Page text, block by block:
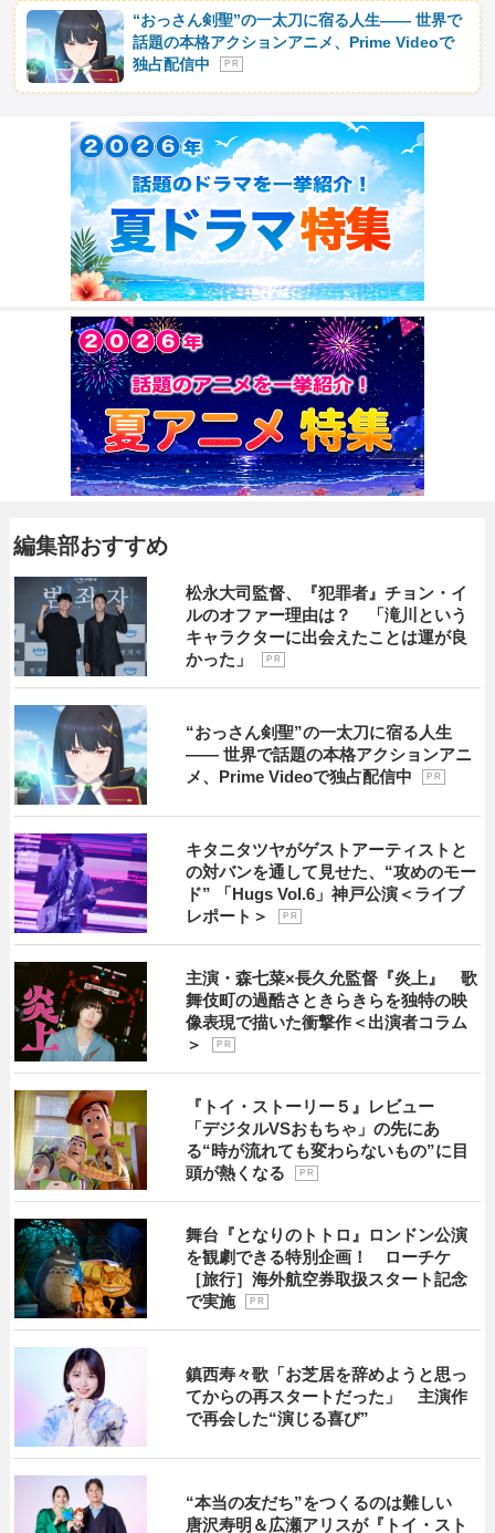
“おっさん剣聖”の一太刀に宿る人生―― 世界で
話題の本格アクションアニメ、Prime Videoで
独占配信中
P R
編集部おすすめ
松永大司監督、『犯罪者』チョン・イ
ルのオファー理由は？ 「滝川という
キャラクターに出会えたことは運が良
かった」
P R
“おっさん剣聖”の一太刀に宿る人生
―― 世界で話題の本格アクションアニ
メ、Prime Videoで独占配信中
P R
キタニタツヤがゲストアーティストと
の対バンを通して見せた、“攻めのモー
ド” 「Hugs Vol.6」神戸公演＜ライブ
レポート＞
P R
主演・森七菜×長久允監督『炎上』 歌
舞伎町の過酷さときらきらを独特の映
像表現で描いた衝撃作＜出演者コラム
＞
P R
『トイ・ストーリー５』レビュー
「デジタルVSおもちゃ」の先にあ
る“時が流れても変わらないもの”に目
頭が熱くなる
P R
舞台『となりのトトロ』ロンドン公演
を観劇できる特別企画！ ローチケ
［旅行］海外航空券取扱スタート記念
で実施
P R
鎮西寿々歌「お芝居を辞めようと思っ
てからの再スタートだった」 主演作
で再会した“演じる喜び”
“本当の友だち”をつくるのは難しい
唐沢寿明＆広瀬アリスが『トイ・スト